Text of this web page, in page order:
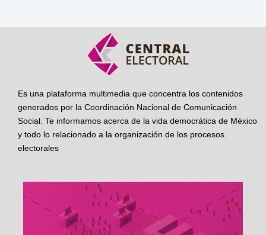
Es una plataforma multimedia que concentra los contenidos
generados por la Coordinación Nacional de Comunicación
Social. Te informamos acerca de la vida democrática de México
y todo lo relacionado a la organización de los procesos
electorales